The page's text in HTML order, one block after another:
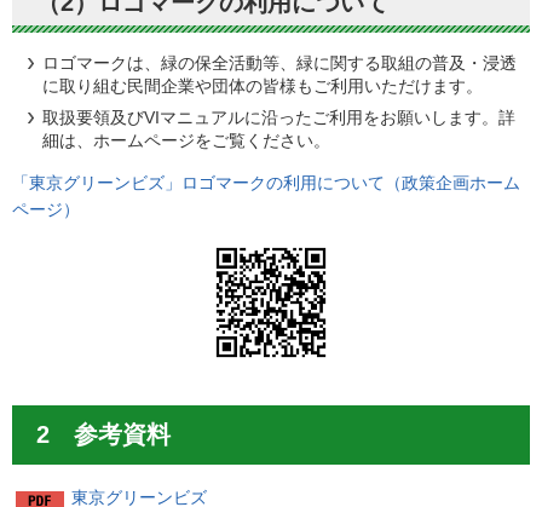
ロゴマークは、緑の保全活動等、緑に関する取組の普及・浸透
に取り組む民間企業や団体の皆様もご利用いただけます。
取扱要領及びVIマニュアルに沿ったご利用をお願いします。詳
細は、ホームページをご覧ください。
「東京グリーンビズ」ロゴマークの利用について（政策企画ホーム
ページ）
2 参考資料
東京グリーンビズ